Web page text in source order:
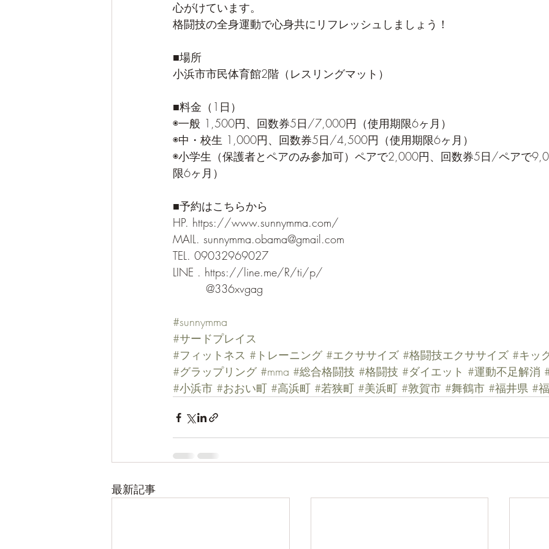
心がけています。
格闘技の全身運動で心身共にリフレッシュしましょう！
■場所
小浜市市民体育館2階（レスリングマット）
■料金（1日）
◉一般 1,500円、回数券5日/7,000円（使用期限6ヶ月）
◉中・校生 1,000円、回数券5日/4,500円（使用期限6ヶ月）
◉小学生（保護者とペアのみ参加可）ペアで2,000円、回数券5日/ペアで
限6ヶ月）
■予約はこちらから
HP. https://www.sunnymma.com/
MAIL. sunnymma.obama@gmail.com
TEL. 09032969027
LINE . https://line.me/R/ti/p/
@336xvgag
#sunnymma
#サードプレイス
#フィットネス #トレーニング #エクササイズ #格闘技エクササイズ #キッ
#グラップリング #mma #総合格闘技 #格闘技 #ダイエット #運動不足解消
#小浜市 #おおい町 #高浜町 #若狭町 #美浜町 #敦賀市 #舞鶴市 #福井県 #
最新記事